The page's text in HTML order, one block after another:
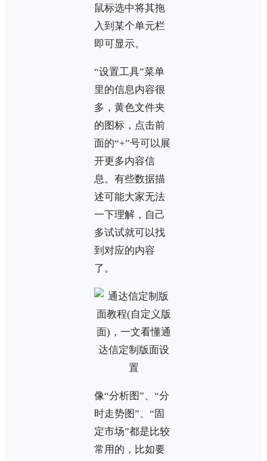
鼠标选中将其拖
入到某个单元栏
即可显示。
“设置工具”菜单
里的信息内容很
多，黄色文件夹
的图标，点击前
面的“+”号可以展
开更多内容信
息。有些数据描
述可能大家无法
一下理解，自己
多试试就可以找
到对应的内容
了。
像“分析图”、“分
时走势图”、“固
定市场”都是比较
常用的，比如要